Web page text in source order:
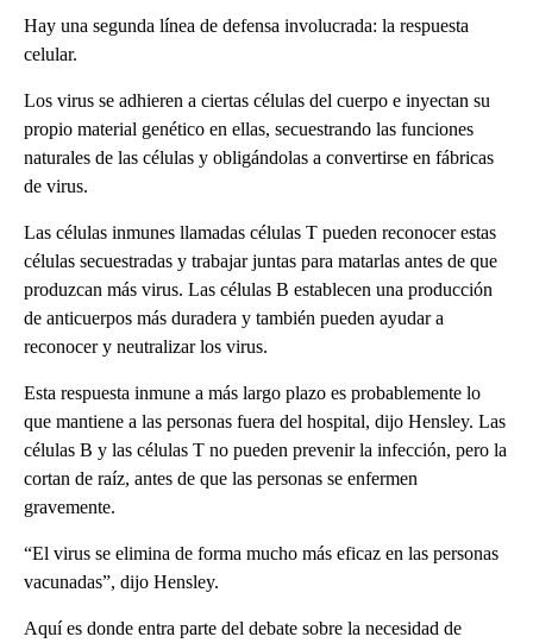
Hay una segunda línea de defensa involucrada: la respuesta
celular.
Los virus se adhieren a ciertas células del cuerpo e inyectan su
propio material genético en ellas, secuestrando las funciones
naturales de las células y obligándolas a convertirse en fábricas
de virus.
Las células inmunes llamadas células T pueden reconocer estas
células secuestradas y trabajar juntas para matarlas antes de que
produzcan más virus. Las células B establecen una producción
de anticuerpos más duradera y también pueden ayudar a
reconocer y neutralizar los virus.
Esta respuesta inmune a más largo plazo es probablemente lo
que mantiene a las personas fuera del hospital, dijo Hensley. Las
células B y las células T no pueden prevenir la infección, pero la
cortan de raíz, antes de que las personas se enfermen
gravemente.
“El virus se elimina de forma mucho más eficaz en las personas
vacunadas”, dijo Hensley.
Aquí es donde entra parte del debate sobre la necesidad de